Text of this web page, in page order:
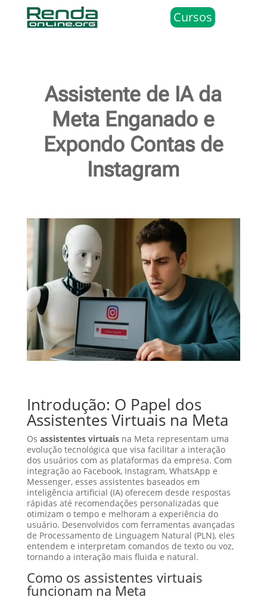
Cursos
Assistente de IA da
Meta Enganado e
Expondo Contas de
Instagram
Introdução: O Papel dos
Assistentes Virtuais na Meta
Os assistentes virtuaisna Meta representam uma
evolução tecnológica que visa facilitar a interação
dos usuários com as plataformas da empresa. Com
integração ao Facebook, Instagram, WhatsApp e
Messenger, esses assistentes baseados em
inteligência artificial (IA) oferecem desde respostas
rápidas até recomendações personalizadas que
otimizam o tempo e melhoram a experiência do
usuário. Desenvolvidos com ferramentas avançadas
de Processamento de Linguagem Natural (PLN), eles
entendem e interpretam comandos de texto ou voz,
tornando a interação mais fluida e natural.
Como os assistentes virtuais
funcionam na Meta